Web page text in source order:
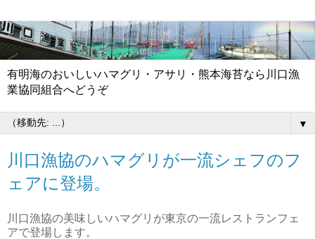
有明海のおいしいハマグリ・アサリ・熊本海苔なら川口漁
業協同組合へどうぞ
▼
川口漁協のハマグリが一流シェフのフ
ェアに登場。
川口漁協の美味しいハマグリが東京の一流レストランフェ
アで登場します。